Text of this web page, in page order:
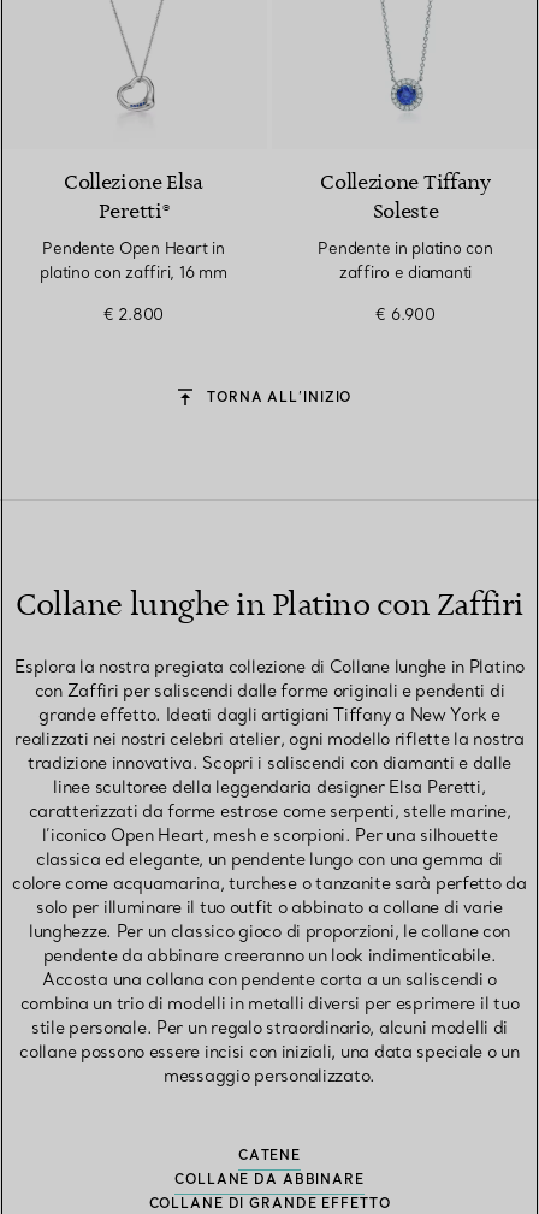
2 Materiali
Collezione Elsa
Peretti®
Pendente Open Heart in
platino con zaffiri, 16 mm
€ 2.800
Collezione Tiffany
Soleste
Pendente in platino con
zaffiro e diamanti
€ 6.900
TORNA ALL’INIZIO
Collane lunghe in Platino con Zaffiri
Esplora la nostra pregiata collezione di Collane lunghe in Platino
con Zaffiri per saliscendi dalle forme originali e pendenti di
grande effetto. Ideati dagli artigiani Tiffany a New York e
realizzati nei nostri celebri atelier, ogni modello riflette la nostra
tradizione innovativa. Scopri i saliscendi con diamanti e dalle
linee scultoree della leggendaria designer Elsa Peretti,
caratterizzati da forme estrose come serpenti, stelle marine,
l’iconico Open Heart, mesh e scorpioni. Per una silhouette
classica ed elegante, un pendente lungo con una gemma di
colore come acquamarina, turchese o tanzanite sarà perfetto da
solo per illuminare il tuo outfit o abbinato a collane di varie
lunghezze. Per un classico gioco di proporzioni, le collane con
pendente da abbinare creeranno un look indimenticabile.
Accosta una collana con pendente corta a un saliscendi o
combina un trio di modelli in metalli diversi per esprimere il tuo
stile personale. Per un regalo straordinario, alcuni modelli di
collane possono essere incisi con iniziali, una data speciale o un
messaggio personalizzato.
CATENE
COLLANE DA ABBINARE
COLLANE DI GRANDE EFFETTO